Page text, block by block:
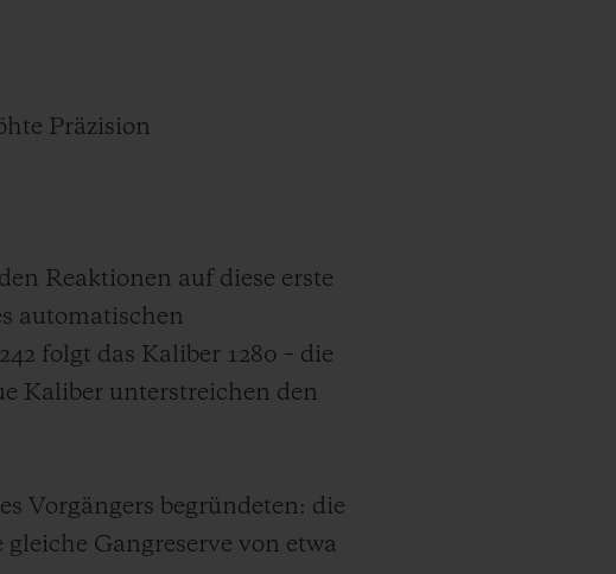
Präzision
Reaktionen auf diese erste
automatischen
folgt das Kaliber 1280 – die
Kaliber unterstreichen den
Vorgängers begründeten: die
Gangreserve von etwa